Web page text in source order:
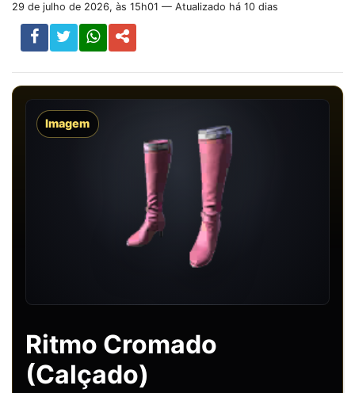
29 de julho de 2026, às 15h01 — Atualizado há 10 dias
Imagem
Ritmo Cromado
(Calçado)